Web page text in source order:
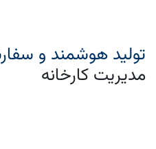
تولید هوشمند و
مدیریت کارخانه‌